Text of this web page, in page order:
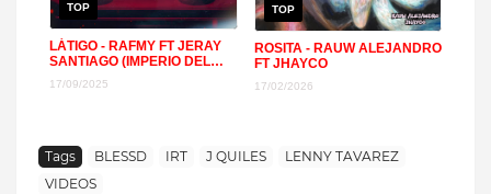
TOP
LÁTIGO - RAFMY FT JERAY
SANTIAGO (IMPERIO DEL
REGGAETON Y TRAP)
17/09/2025
TOP
ROSITA - RAUW ALEJANDRO
FT JHAYCO
17/02/2026
Tags BLESSD IRT J QUILES
LENNY TAVAREZ
VIDEOS